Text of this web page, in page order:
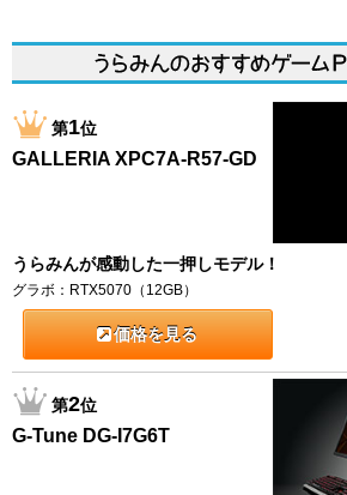
第1位
GALLERIA XPC7A-R57-GD
うらみんが感動した一押しモデル！
グラボ：RTX5070（12GB）
価格を見る
第2位
G-Tune DG-I7G6T